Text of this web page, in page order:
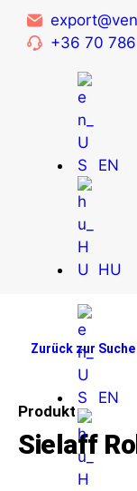
+36 70
EN
HU
EN
Zurück zur Suche
Produkt
Sielaff